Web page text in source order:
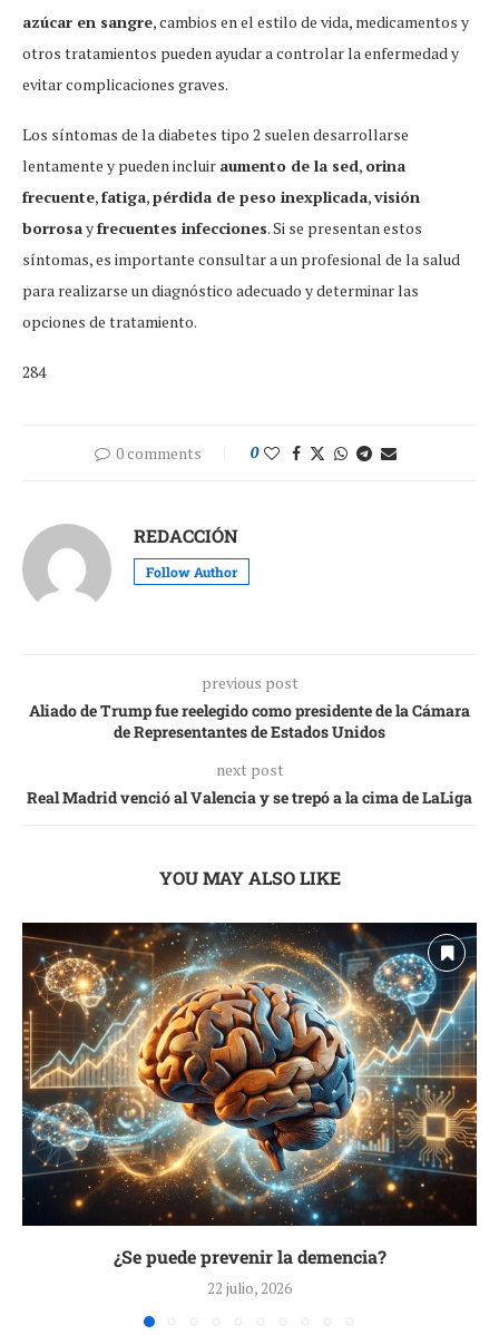
azúcar en sangre, cambios en el estilo de vida, medicamentos y
otros tratamientos pueden ayudar a controlar la enfermedad y
evitar complicaciones graves.
Los síntomas de la diabetes tipo 2 suelen desarrollarse
lentamente y pueden incluir aumento de la sed, orina
frecuente,fatiga,pérdida de peso inexplicada,visión
borrosayfrecuentes infecciones. Si se presentan estos
síntomas, es importante consultar a un profesional de la salud
para realizarse un diagnóstico adecuado y determinar las
opciones de tratamiento.
284
0 comments 0
REDACCIÓN
Follow Author
previous post
Aliado de Trump fue reelegido como presidente de la Cámara
de Representantes de Estados Unidos
next post
Real Madrid venció al Valencia y se trepó a la cima de LaLiga
YOU MAY ALSO LIKE
¿Se puede prevenir la demencia?
22 julio, 2026